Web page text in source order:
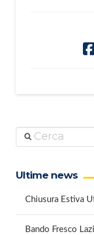
Cerca
Ultime news
Chiusura Estiva
Bando Fresco